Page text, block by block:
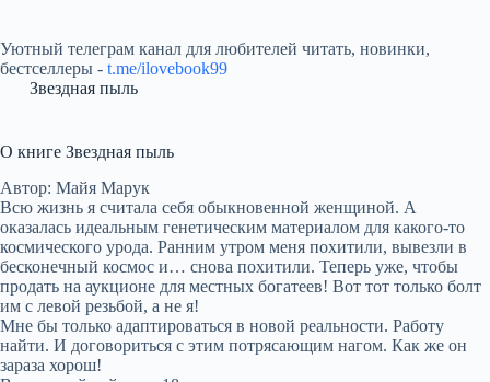
Уютный телеграм канал для любителей читать, новинки,
бестселлеры - t.me/ilovebook99
Звездная пыль
О книге Звездная пыль
Автор: Майя Марук
Всю жизнь я считала себя обыкновенной женщиной. А
оказалась идеальным генетическим материалом для какого-то
космического урода. Ранним утром меня похитили, вывезли в
бесконечный космос и… снова похитили. Теперь уже, чтобы
продать на аукционе для местных богатеев! Вот тот только болт
им с левой резьбой, а не я!
Мне бы только адаптироваться в новой реальности. Работу
найти. И договориться с этим потрясающим нагом. Как же он
зараза хорош!